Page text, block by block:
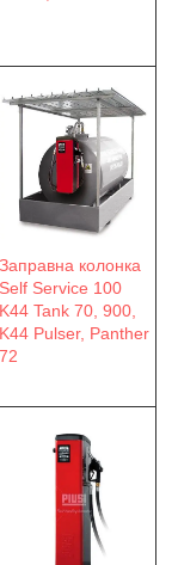
Заправна колонка
Self Service 100
K44 Tank 70, 900,
K44 Pulser, Panther
72